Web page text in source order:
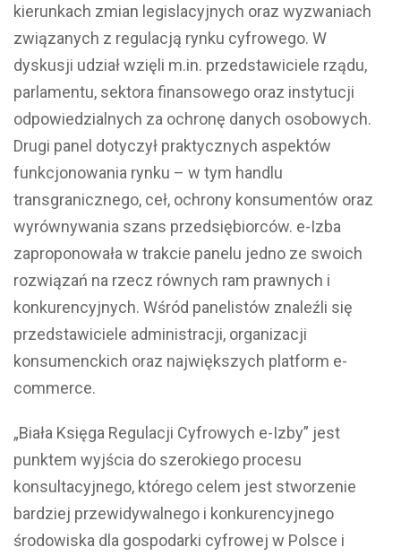
kierunkach zmian legislacyjnych oraz wyzwaniach
związanych z regulacją rynku cyfrowego. W
dyskusji udział wzięli m.in. przedstawiciele rządu,
parlamentu, sektora finansowego oraz instytucji
odpowiedzialnych za ochronę danych osobowych.
Drugi panel dotyczył praktycznych aspektów
funkcjonowania rynku – w tym handlu
transgranicznego, ceł, ochrony konsumentów oraz
wyrównywania szans przedsiębiorców. e-Izba
zaproponowała w trakcie panelu jedno ze swoich
rozwiązań na rzecz równych ram prawnych i
konkurencyjnych. Wśród panelistów znaleźli się
przedstawiciele administracji, organizacji
konsumenckich oraz największych platform e-
commerce.
„Biała Księga Regulacji Cyfrowych e-Izby” jest
punktem wyjścia do szerokiego procesu
konsultacyjnego, którego celem jest stworzenie
bardziej przewidywalnego i konkurencyjnego
środowiska dla gospodarki cyfrowej w Polsce i